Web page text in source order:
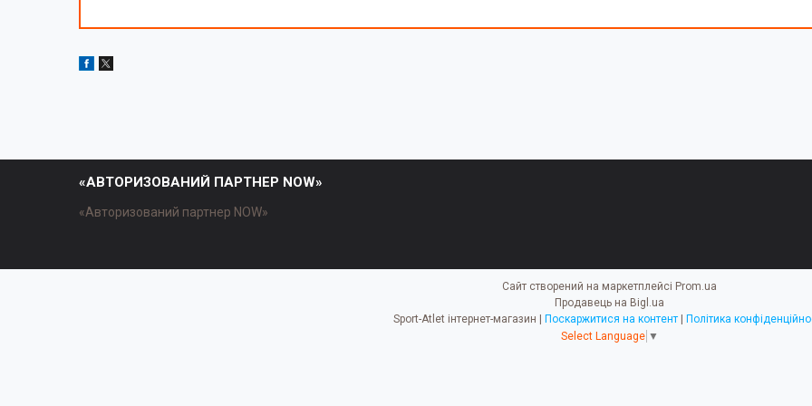
«АВТОРИЗОВАНИЙ ПАРТНЕР NOW»
«Авторизований партнер NOW»
Сайт створений на маркетплейсі Prom.ua
Продавець на Bigl.ua
Sport-Atlet інтернет-магазин | Поскаржитися на контент | Політика
Select Language ▼